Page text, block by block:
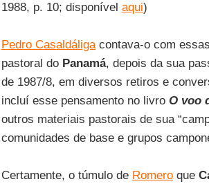
1988, p. 10; disponível aqui)
Pedro Casaldáligacontava-o com
pastoral do Panamá, depois da sua
de 1987/8, em diversos retiros e
incluí esse pensamento no livro O voo
outros materiais pastorais de sua
comunidades de base e grupos
Certamente, o túmulo de Romeroque